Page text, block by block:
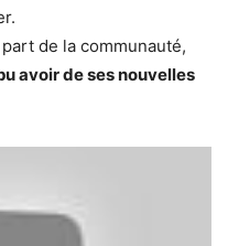
de la communauté,
avoir de ses nouvelles